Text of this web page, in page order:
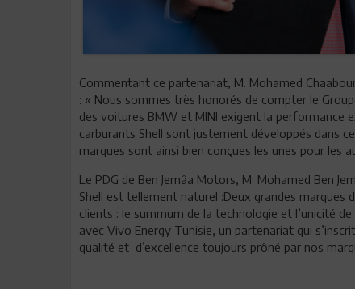
Commentant ce partenariat, M. Mohamed
: « Nous sommes très honorés de compter le
des voitures BMW et MINI exigent la performance
carburants Shell sont justement développés dans
marques sont ainsi bien conçues les unes pour les
Le PDG de Ben Jemâa Motors, M. Mohamed Ben
Shell est tellement naturel :Deux grandes marques
clients : le summum de la technologie et l’unicité
avec Vivo Energy Tunisie, un partenariat qui
qualité et d’excellence toujours prôné par nos